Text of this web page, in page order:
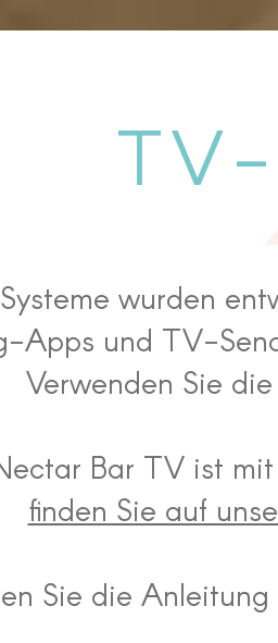
TV-
wurden
Apps und TV-
Verwenden Sie
Bar TV ist
finden Sie auf
Sie die Anleitung